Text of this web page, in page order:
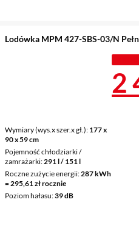
Lodówka MPM 427-SBS-03/N
Wymiary (wys.x szer.x gł.) 177 x
90 x 59 cm
Pojemność chłodziarki /
zamrażarki 291 l / 151 l
Roczne zużycie energii 287 kWh
= 295,61 zł rocznie
Poziom hałasu 39 dB
2